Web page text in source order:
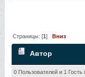
Страницы: [1]Вниз
Автор
(Прочитано 14315
0 Пользователей и 1